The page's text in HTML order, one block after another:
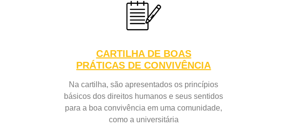
CARTILHA DE BOAS
PRÁTICAS DE CONVIVÊNCIA
Na cartilha, são apresentados os princípios
básicos dos direitos humanos e seus sentidos
para a boa convivência em uma comunidade,
como a universitária